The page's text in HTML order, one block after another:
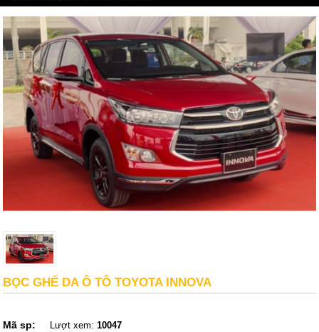
BỌC GHẾ DA Ô TÔ TOYOTA INNOVA
Mã sp: Lượt xem:10047